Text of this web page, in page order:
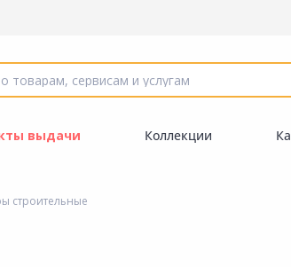
выдачи Коллекции
строительные